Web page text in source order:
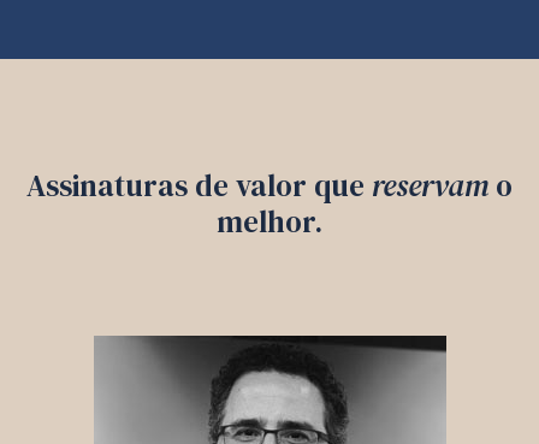
Assinaturas de valor que reservam o
melhor.